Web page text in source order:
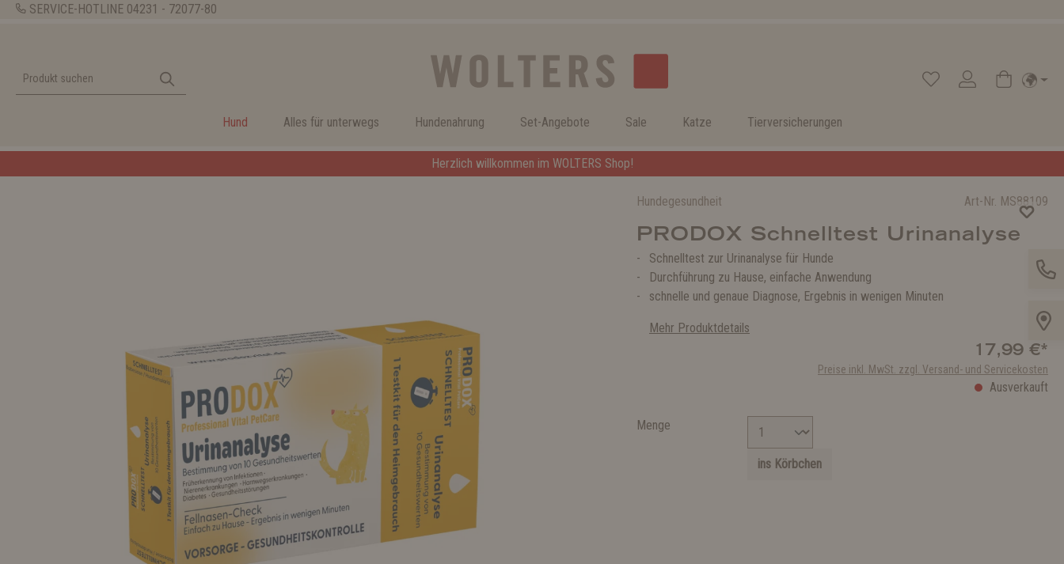
SERVICE-HOTLINE 04231 - 72077-80
Hund Alles für unterwegs Hundenahrung Set-Angebote Sale Katze Tierversicherungen
Herzlich willkommen im WOLTERS Shop!
Hundegesundheit Art-Nr. MS88109
PRODOX Schnelltest Urinanalyse
Schnelltest zur Urinanalyse für Hunde
Durchführung zu Hause, einfache Anwendung
schnelle und genaue Diagnose, Ergebnis in wenigen Minuten
Mehr Produktdetails
17,99 €*
Preise inkl. MwSt. zzgl. Versand- und Servicekosten
Ausverkauft
Menge
ins Körbchen